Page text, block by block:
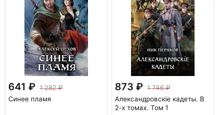
641
1 282
Синее пламя
873
1 746
Александровскiе кадеты. В
2-х томах. Том 1